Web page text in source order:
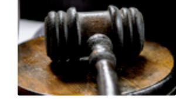
Рекомендуем
Как ГК «МИР ГРУПП» и ВТБ
создают оазис жилого
комфорта под Казанью